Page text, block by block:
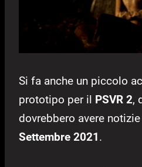
Si fa anche un piccolo
prototipo per il PSVR 2,
dovrebbero avere
Settembre 2021.